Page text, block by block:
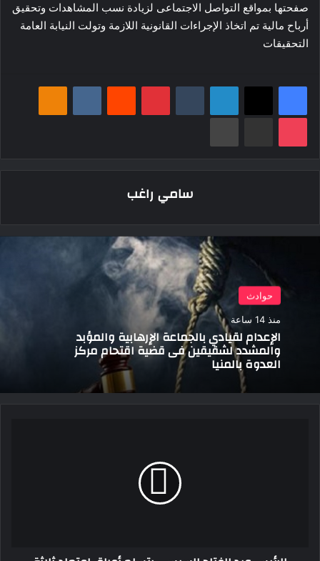
صفحتها بمواقع التواصل الاجتماعى لزيادة نسب المشاهدات وتحقيق
أرباح مالية تم اتخاذ الإجراءات القانونية اللازمة وتولت النيابة العامة
التحقيقات
فيسبوك ‫X لينكدإن بينتيريست Odnoklassniki
‫Pocket مشاركة عبر البريد طباعة
سامي راغب
حوادث
منذ 14 ساعة
الإعدام لقيادي بالجماعة الإرهابية والمؤبد
والمشدد لشقيقين فى قضية اقتحام مركز
العدوة بالمنيا